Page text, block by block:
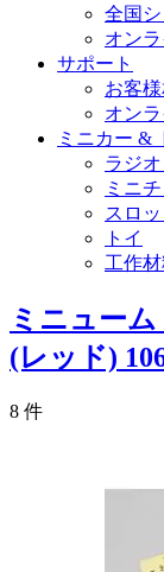
全国
オン
サポート
お客
オン
ミニカー &
ラジ
ミニ
スロ
トイ
工作
ミニュー
(レッド)
8 件